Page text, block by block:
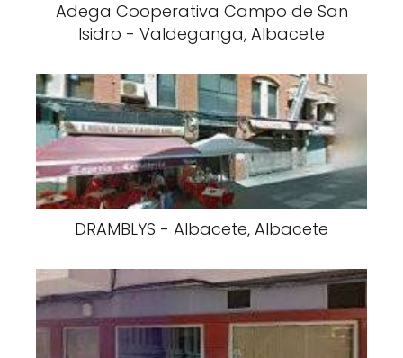
Adega Cooperativa Campo de San
Isidro - Valdeganga, Albacete
DRAMBLYS - Albacete, Albacete